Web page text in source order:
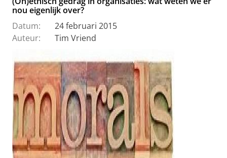
nou eigenlijk over?
Datum:
24 februari 2015
Auteur:
Tim Vriend